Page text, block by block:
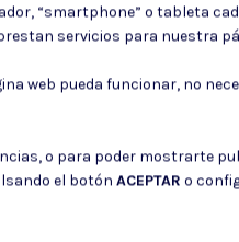
información de contacto en el
de su entidad.
“smartphone” o tableta
servicios para nuestra
web pueda funcionar, no
o para poder mostrarte
el botón ACEPTAR o